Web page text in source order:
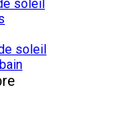
soleil
soleil